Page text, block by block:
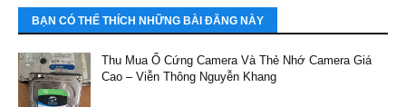
BẠN CÓ THỂ THÍCH NHỮNG BÀI ĐĂNG NÀY
Thu Mua Ổ Cứng Camera Và Thẻ Nhớ Camera Giá
Cao – Viễn Thông Nguyễn Khang